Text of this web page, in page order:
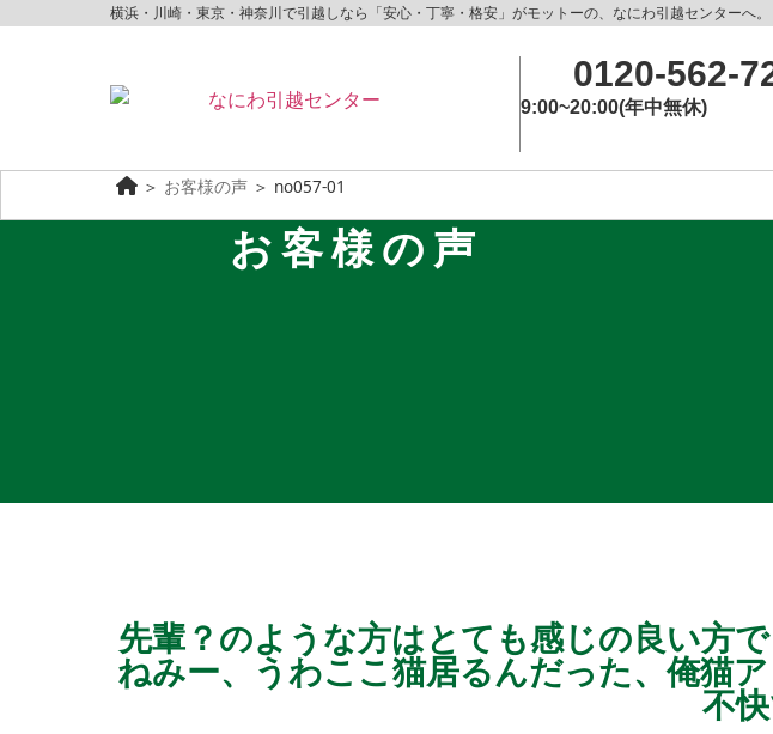
横浜・川崎・東京・神奈川で引越しなら「安心・丁寧・格安」がモットーの、なにわ引越センターへ。
0120-562-
9:00~20:00(年中無休)
＞ お客様の声 ＞ no057-01
お客様の声
先輩？のような方はとても感じの良い方
ねみー、うわここ猫居るんだった、俺猫
不快